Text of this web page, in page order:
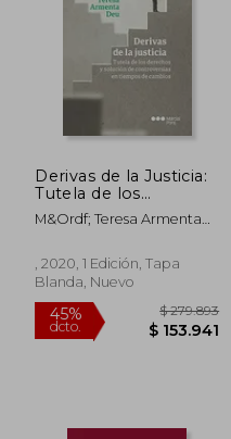
Derivas de la Justicia:
Tutela de los
Derechos y Solución
de Controversias en
M&Ordf; Teresa Armenta
, 2020, 1 Edición, Tapa
Blanda, Nuevo